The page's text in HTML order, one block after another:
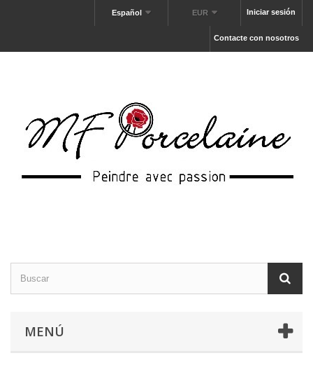
Iniciar sesión
EUR
Español
Contacte con nosotros
MENÚ